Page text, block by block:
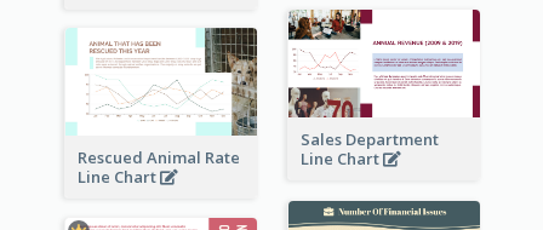
Sales Department
Line Chart
Rescued Animal Rate
Line Chart